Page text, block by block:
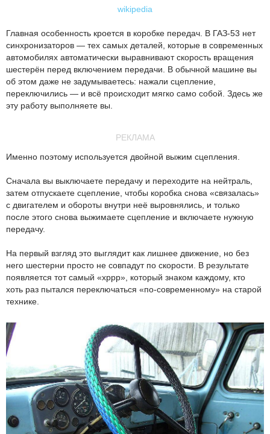
wikipedia
Главная особенность кроется в коробке передач. В ГАЗ-53 нет
синхронизаторов — тех самых деталей, которые в современных
автомобилях автоматически выравнивают скорость вращения
шестерён перед включением передачи. В обычной машине вы
об этом даже не задумываетесь: нажали сцепление,
переключились — и всё происходит мягко само собой. Здесь же
эту работу выполняете вы.
РЕКЛАМА
Именно поэтому используется двойной выжим сцепления.
Сначала вы выключаете передачу и переходите на нейтраль,
затем отпускаете сцепление, чтобы коробка снова «связалась»
с двигателем и обороты внутри неё выровнялись, и только
после этого снова выжимаете сцепление и включаете нужную
передачу.
На первый взгляд это выглядит как лишнее движение, но без
него шестерни просто не совпадут по скорости. В результате
появляется тот самый «хррр», который знаком каждому, кто
хоть раз пытался переключаться «по-современному» на старой
технике.